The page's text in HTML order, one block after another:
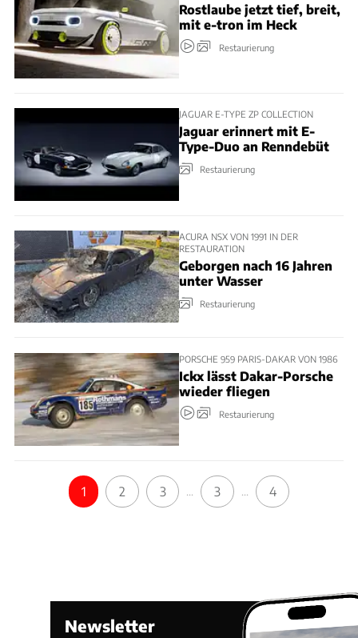
Rostlaube jetzt tief, breit,
mit e-tron im Heck
Restaurierung
JAGUAR E-TYPE ZP COLLECTION
Jaguar erinnert mit E-
Type-Duo an Renndebüt
Restaurierung
ACURA NSX VON 1991 IN DER
RESTAURATION
Geborgen nach 16 Jahren
unter Wasser
Restaurierung
PORSCHE 959 PARIS-DAKAR VON 1986
Ickx lässt Dakar-Porsche
wieder fliegen
Restaurierung
1 2 3 ... 3 ... 4
Newsletter